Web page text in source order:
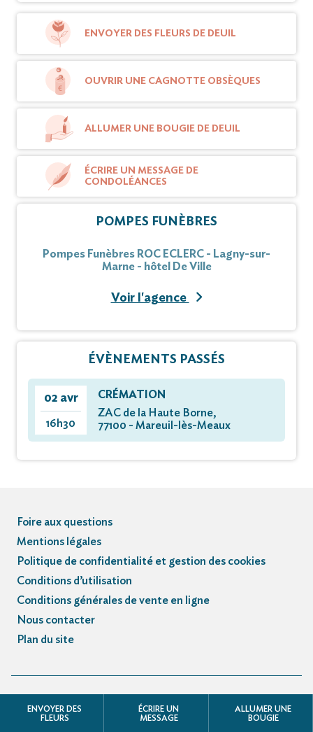
ENVOYER DES FLEURS DE DEUIL
OUVRIR UNE CAGNOTTE OBSÈQUES
ALLUMER UNE BOUGIE DE DEUIL
ÉCRIRE UN MESSAGE DE
CONDOLÉANCES
POMPES FUNÈBRES
Pompes Funèbres ROC ECLERC - Lagny-sur-
Marne - hôtel De Ville
Voir l'agence
ÉVÈNEMENTS PASSÉS
02 avr
16h30
CRÉMATION
ZAC de la Haute Borne,
77100 - Mareuil-lès-Meaux
ENVOYER DES
FLEURS
ÉCRIRE UN
MESSAGE
ALLUMER UNE
BOUGIE
Foire aux questions
Mentions légales
Politique de confidentialité et gestion des cookies
Conditions d’utilisation
Conditions générales de vente en ligne
Nous contacter
Plan du site
© Registre des avis de décès et obsèques - 3.3.5